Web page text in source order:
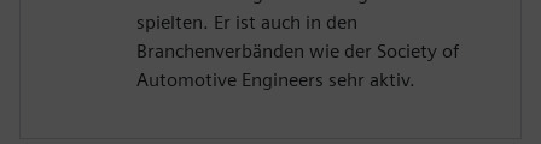
spielten. Er ist auch in den
Branchenverbänden wie der Society of
Automotive Engineers sehr aktiv.